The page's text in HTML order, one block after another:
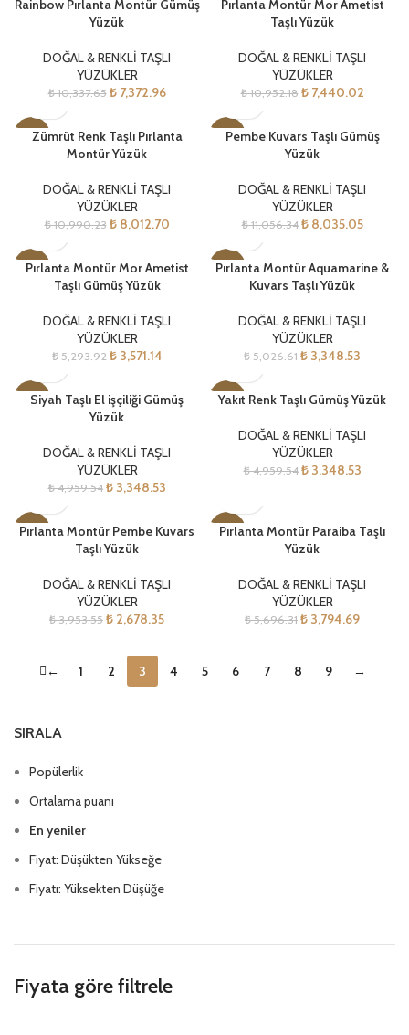
SIRALA
Popülerlik
Ortalama puanı
En yeniler
Fiyat: Düşükten Yükseğe
Fiyatı: Yüksekten Düşüğe
Fiyata göre filtrele
-29%
Rainbow Pırlanta Montür Gümüş
Yüzük
DOĞAL & RENKLİ TAŞLI
YÜZÜKLER
₺10,337.65 ₺7,372.96
-32%
Pırlanta Montür Mor Ametist
Taşlı Yüzük
DOĞAL & RENKLİ TAŞLI
YÜZÜKLER
₺10,952.18 ₺7,440.02
-27%
Zümrüt Renk Taşlı Pırlanta
Montür Yüzük
DOĞAL & RENKLİ TAŞLI
YÜZÜKLER
₺10,990.23 ₺8,012.70
-27%
Pembe Kuvars Taşlı Gümüş
Yüzük
DOĞAL & RENKLİ TAŞLI
YÜZÜKLER
₺11,056.34 ₺8,035.05
-33%
Pırlanta Montür Mor Ametist
Taşlı Gümüş Yüzük
DOĞAL & RENKLİ TAŞLI
YÜZÜKLER
₺5,293.92 ₺3,571.14
-33%
Pırlanta Montür Aquamarine &
Kuvars Taşlı Yüzük
DOĞAL & RENKLİ TAŞLI
YÜZÜKLER
₺5,026.61 ₺ 3,348.53
-32%
Siyah Taşlı El işçiliği Gümüş
Yüzük
DOĞAL & RENKLİ TAŞLI
YÜZÜKLER
₺4,959.54 ₺3,348.53
-32%
Yakıt Renk Taşlı Gümüş Yüzük
DOĞAL & RENKLİ TAŞLI
YÜZÜKLER
₺4,959.54 ₺3,348.53
-32%
Pırlanta Montür Pembe Kuvars
Taşlı Yüzük
DOĞAL & RENKLİ TAŞLI
YÜZÜKLER
₺3,953.55 ₺ 2,678.35
-33%
Pırlanta Montür Paraiba Taşlı
Yüzük
DOĞAL & RENKLİ TAŞLI
YÜZÜKLER
₺5,696.31 ₺ 3,794.69
← 1 2 3 4 5 6 7 8 9 →